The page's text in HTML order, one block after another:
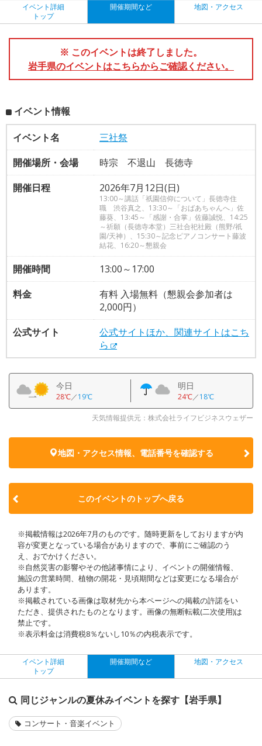
イベント詳細
トップ
開催期間など 地図・アクセス
※ このイベントは終了しました。
岩手県のイベントはこちらからご確認ください。
イベント情報
イベント名
三社祭
開催場所・会場
時宗 不退山 長徳寺
開催日程
2026年7月12日(日)
13:00～講話「祇園信仰について」長徳寺住
職 渋谷真之、13:30～「おばあちゃんへ」佐
藤葵、13:45～「感謝・合掌」佐藤誠悦、14:25
～祈願（長徳寺本堂）三社合祀社殿（熊野/祇
園/天神）、15:30～記念ピアノコンサート藤波
結花、16:20～懇親会
開催時間
13:00～17:00
料金
有料 入場無料（懇親会参加者は
2,000円）
公式サイト
公式サイトほか、関連サイトはこち
ら
今日
28℃／19℃
明日
24℃／18℃
天気情報提供元：株式会社ライフビジネスウェザー
地図・アクセス情報、電話番号を確認する
このイベントのトップへ戻る
※掲載情報は2026年7月のものです。随時更新をしておりますが内
容が変更となっている場合がありますので、事前にご確認のう
え、おでかけください。
※自然災害の影響やその他諸事情により、イベントの開催情報、
施設の営業時間、植物の開花・見頃期間などは変更になる場合が
あります。
※掲載されている画像は取材先から本ページへの掲載の許諾をい
ただき、提供されたものとなります。画像の無断転載(二次使用)は
禁止です。
※表示料金は消費税8％ないし10％の内税表示です。
イベント詳細
トップ
開催期間など 地図・アクセス
同じジャンルの夏休みイベントを探す【岩手県】
コンサート・音楽イベント